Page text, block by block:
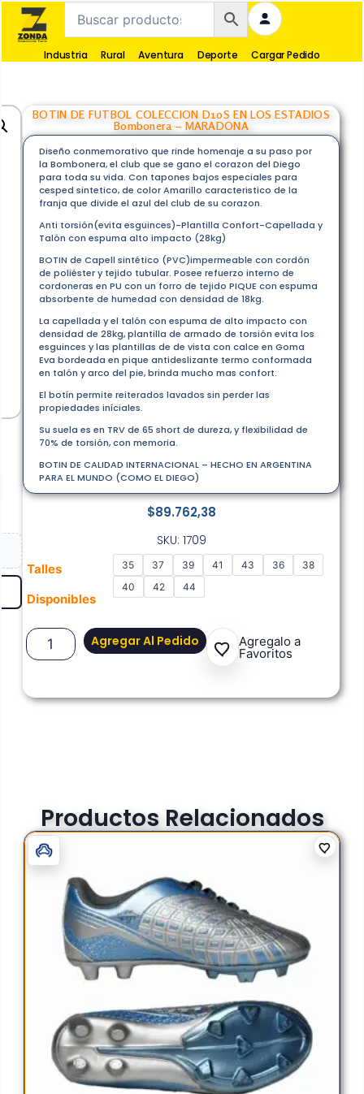
Industria Rural Aventura Deporte Cargar Pedido
BOTIN DE FUTBOL COLECCION D10S EN LOS ESTADIOS
Bombonera – MARADONA
$89.762,38
Diseño conmemorativo que rinde homenaje a su paso por
la Bombonera, el club que se gano el corazon del Diego
para toda su vida. Con tapones bajos especiales para
cesped sintetico, de color Amarillo caracteristico de la
franja que divide el azul del club de su corazon.
Anti torsión(evita esguinces)-Plantilla Confort-Capellada y
Talón con espuma alto impacto (28kg)
BOTIN de Capell sintético (PVC)impermeable con cordón
de poliéster y tejido tubular. Posee refuerzo interno de
cordoneras en PU con un forro de tejido PIQUE con espuma
absorbente de humedad con densidad de 18kg.
La capellada y el talón con espuma de alto impacto con
densidad de 28kg, plantilla de armado de torsión evita los
esguinces y las plantillas de de vista con calce en Goma
Eva bordeada en pique antideslizante termo conformada
en talón y arco del pie, brinda mucho mas confort.
El botín permite reiterados lavados sin perder las
propiedades iníciales.
Su suela es en TRV de 65 short de dureza, y flexibilidad de
70% de torsión, con memoria.
BOTIN DE CALIDAD INTERNACIONAL – HECHO EN ARGENTINA
PARA EL MUNDO (COMO EL DIEGO)
SKU: 1709
Talles
Disponibles
35 37 39 41 43 36
38
40
42 44
Agregar Al Pedido Agregalo a
Favoritos
Productos Relacionados